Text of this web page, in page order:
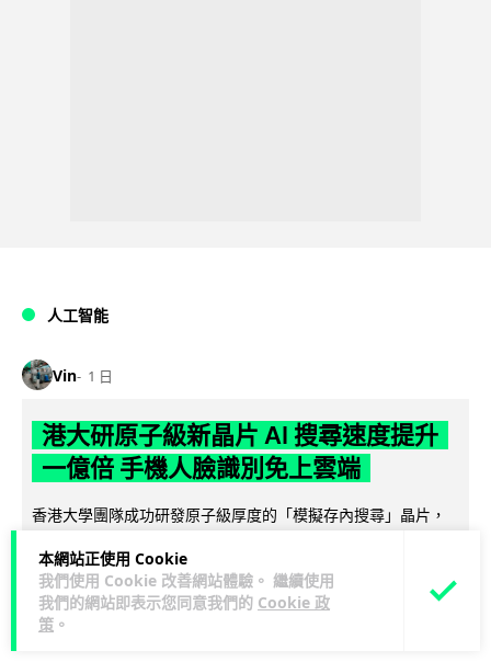
本網站正使用 Cookie
我們使用 Cookie 改善網站體驗。 繼續使用
我們的網站即表示您同意我們的 Cookie 政
策 。
人工智能
Vin 1 日
港大研原子級新晶片 AI 搜尋速度提升
一億倍 手機人臉識別免上雲端
香港大學團隊成功研發原子級厚度的「模擬存內搜尋」晶片，
0.00000000... 閱讀全文
354 75 ↗ 分享